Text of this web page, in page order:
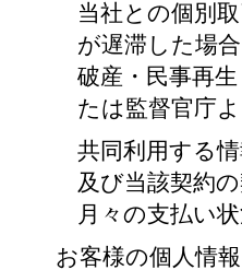
当社との個別
が遅滞した場合
破産・民事再
たは監督官庁
共同利用する
及び当該契約
月々の支払い
お客様の個人情